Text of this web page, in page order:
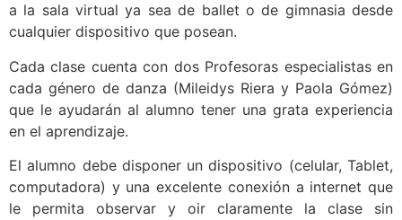
a la sala virtual ya sea de ballet o de gimnasia desde
cualquier dispositivo que posean.
Cada clase cuenta con dos Profesoras especialistas en
cada género de danza (Mileidys Riera y Paola Gómez)
que le ayudarán al alumno tener una grata experiencia
en el aprendizaje.
El alumno debe disponer un dispositivo (celular, Tablet,
computadora) y una excelente conexión a internet que
le permita observar y oir claramente la clase sin